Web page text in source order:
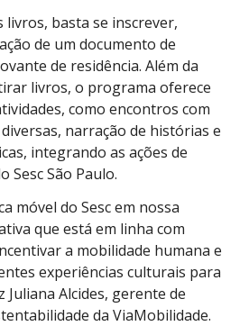
livros, basta se inscrever,
de um documento de
de residência. Além da
livros, o programa oferece
como encontros com
narração de histórias e
integrando as ações de
Sesc São Paulo.
móvel do Sesc em nossa
que está em linha com
a mobilidade humana e
experiências culturais para
Juliana Alcides, gerente de
da ViaMobilidade.